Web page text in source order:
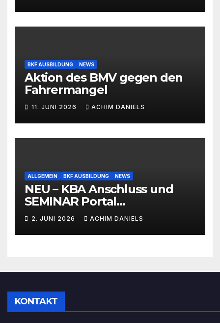
BKF AUSBILDUNG NEWS
Aktion des BMV gegen den
Fahrermangel
11. JUNI 2026 ACHIM DANIELS
ALLGEMEIN BKF AUSBILDUNG NEWS
NEU – KBA Anschluss und
SEMINAR Portal
AKTIONSPREISE!!! Bis zu 50%
RABATT
2. JUNI 2026 ACHIM DANIELS
KONTAKT